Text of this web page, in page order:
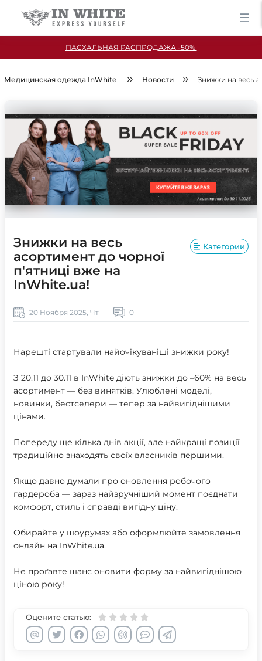
ПАСХАЛЬНАЯ РАСПРОДАЖА -50%
Медицинская одежда InWhite Новости Знижки на весь
Знижки на весь
асортимент до чорної
п'ятниці вже на
InWhite.ua!
Категории
20 Ноября 2025, Чт 0
Нарешті стартували найочікуваніші знижки року!
З 20.11 до 30.11 в InWhite діють знижки до –60% на весь
асортимент — без винятків. Улюблені моделі,
новинки, бестселери — тепер за найвигіднішими
цінами.
Попереду ще кілька днів акції, але найкращі позиції
традиційно знаходять своїх власників першими.
Якщо давно думали про оновлення робочого
гардероба — зараз найзручніший момент поєднати
комфорт, стиль і справді вигідну ціну.
Обирайте у шоурумах або оформлюйте замовлення
онлайн на InWhite.ua.
Не проґавте шанс оновити форму за найвигіднішою
ціною року!
Оцените статью: